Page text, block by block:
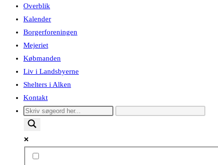
Overblik
Kalender
Borgerforeningen
Mejeriet
Købmanden
Liv i Landsbyerne
Shelters i Alken
Kontakt